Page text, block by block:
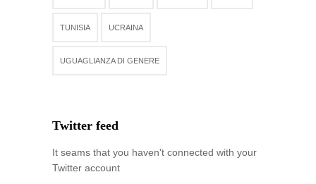
TUNISIA UCRAINA
UGUAGLIANZA DI GENERE
Twitter feed
It seams that you haven't connected with your
Twitter account